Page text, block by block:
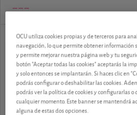
contenido premium
Los análisis y consejos de nuestros
reservados a los socios.
¡Pruebe 1 mes Gratis!
OCU utiliza cookies propias y de terceros para
navegación, lo que permite obtener información
y permite mejorar nuestra página web y tu
botón "Aceptar todas las cookies" aceptarás la
y solo entonces se implantarán. Si haces clic en
podrás configurar o deshabilitar las cookies.
podrás ver la política de cookies y configurarlas
cualquier momento. Este banner se mantendrá
alguna de estas dos opciones.